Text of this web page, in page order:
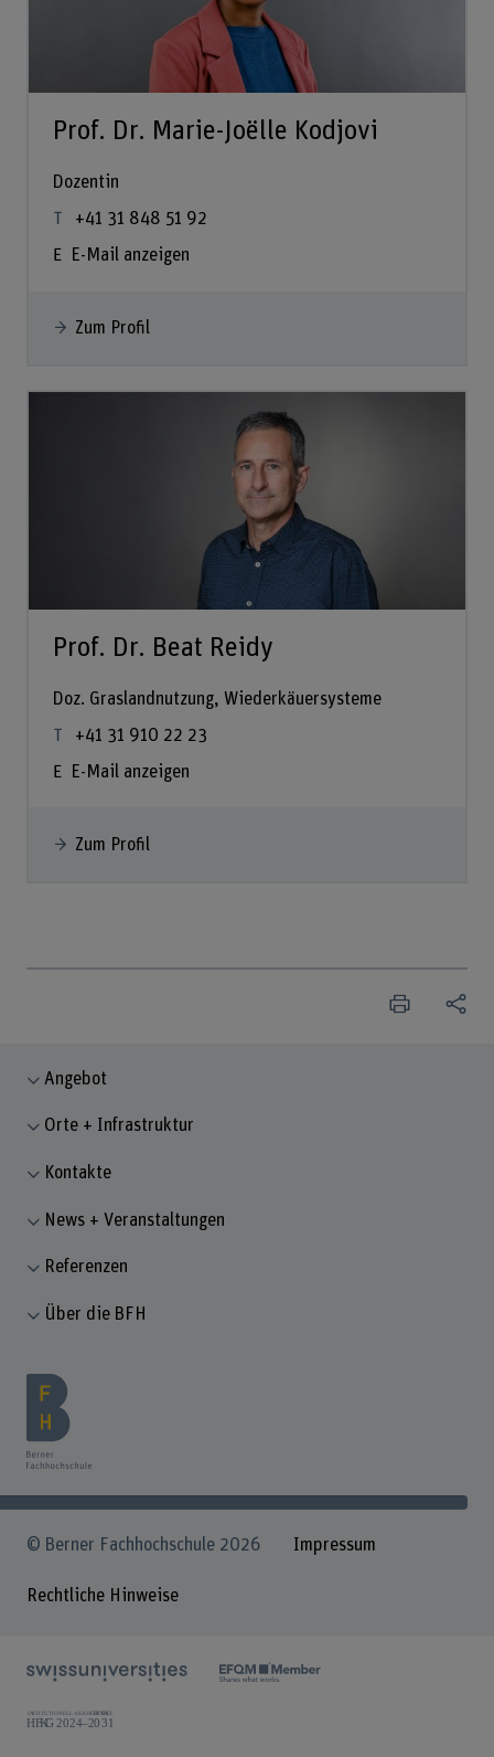
Prof. Dr. Marie-Joëlle Kodjovi
Dozentin
+41 31 848 51 92
E-Mail anzeigen
Zum Profil
Prof. Dr. Beat Reidy
Doz. Graslandnutzung, Wiederkäuersysteme
+41 31 910 22 23
E-Mail anzeigen
Zum Profil
Angebot
Orte + Infrastruktur
Kontakte
News + Veranstaltungen
Referenzen
Über die BFH
© Berner Fachhochschule 2026 Impressum
Rechtliche Hinweise